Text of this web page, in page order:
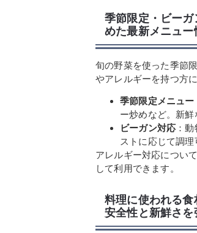
季節限定・ビー
めた最新メニュー
旬の野菜を使った季節
やアレルギーを持つ方
季節限定メニュー
ー炒めなど。新鮮
ビーガン対応 ：
ストに応じて調理
アレルギー対応につい
して利用できます。
料理に使われる
安全性と新鮮さを